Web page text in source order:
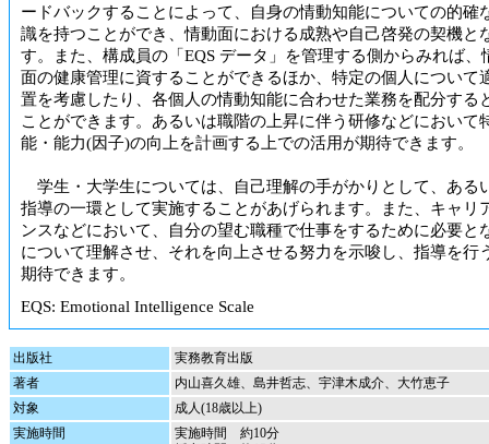
ードバックすることによって、自身の情動知能についての的確
識を持つことができ、情動面における成熟や自己啓発の契機と
す。また、構成員の「EQS データ」を管理する側からみれば、
面の健康管理に資することができるほか、特定の個人について
置を考慮したり、各個人の情動知能に合わせた業務を配分する
ことができます。あるいは職階の上昇に伴う研修などにおいて
能・能力(因子)の向上を計画する上での活用が期待できます。
学生・大学生については、自己理解の手がかりとして、ある
指導の一環として実施することがあげられます。また、キャリ
ンスなどにおいて、自分の望む職種で仕事をするために必要と
について理解させ、それを向上させる努力を示唆し、指導を行
期待できます。
EQS: Emotional Intelligence Scale
出版社
実務教育出版
著者
内山喜久雄、島井哲志、宇津木成介、大竹恵子
対象
成人(18歳以上)
実施時間
実施時間 約10分